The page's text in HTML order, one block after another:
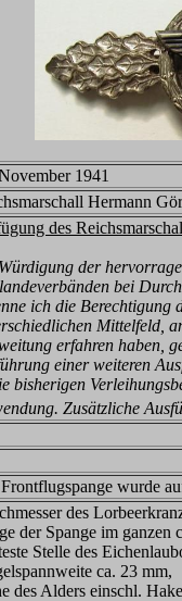
1941
Hermann
des
der
bei
ich die Berechtigung
Mittelfeld,
erfahren haben,
einer weiteren
bisherigen
Zusätzliche
wurde
des
der Spange im ganzen
Stelle des
ca. 23 mm,
des Alders einschl.